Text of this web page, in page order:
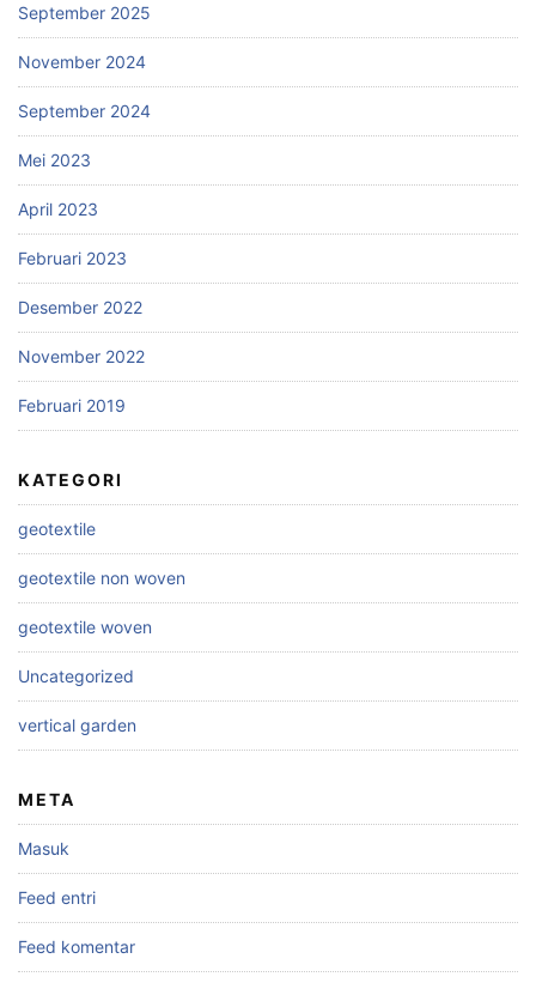
September 2025
November 2024
September 2024
Mei 2023
April 2023
Februari 2023
Desember 2022
November 2022
Februari 2019
KATEGORI
geotextile
geotextile non woven
geotextile woven
Uncategorized
vertical garden
META
Masuk
Feed entri
Feed komentar